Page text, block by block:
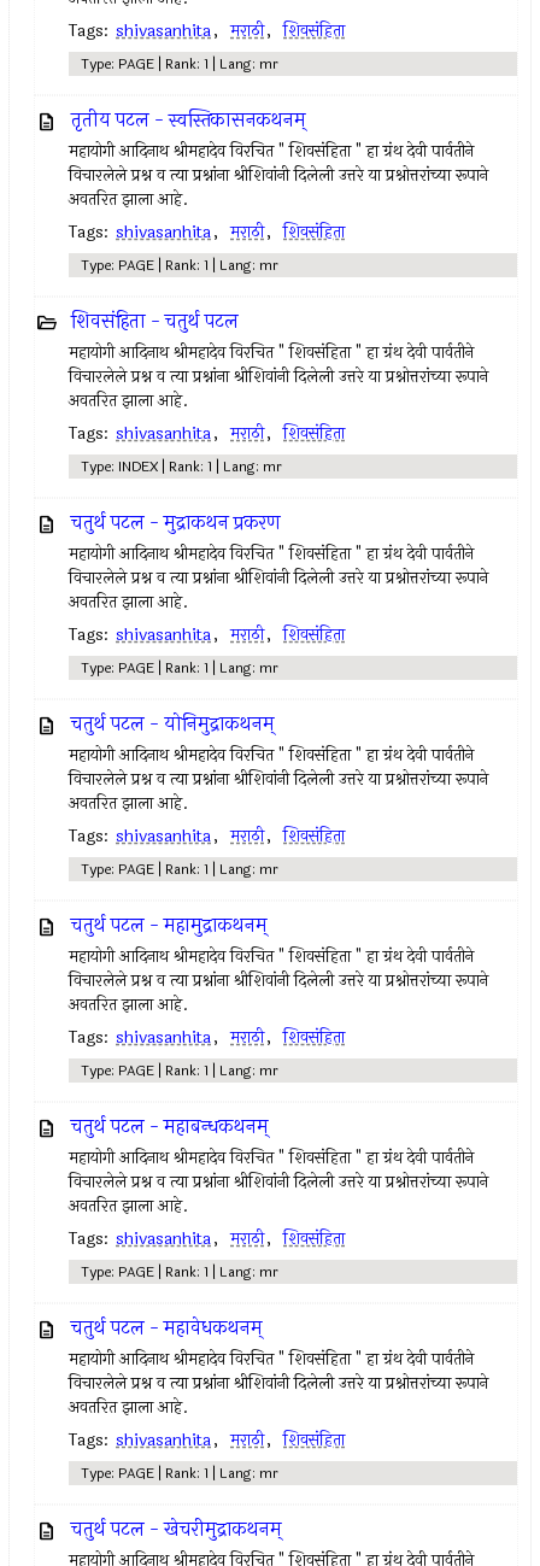
Tags: shivasanhita, मराठी, शिवसंहिता
Type: PAGE | Rank: 1 | Lang: mr
तृतीय पटल - स्वस्तिकासनकथनम्
महायोगी आदिनाथ श्रीमहादेव विरचित " शिवसंहिता " हा ग्रंथ देवी पार्वतीने
विचारलेले प्रश्न व त्या प्रश्नांना श्रीशिवांनी दिलेली उत्तरे या प्रश्नोत्तरांच्या रूपाने
अवतरित झाला आहे.
Tags: shivasanhita, मराठी, शिवसंहिता
Type: PAGE | Rank: 1 | Lang: mr
शिवसंहिता - चतुर्थ पटल
महायोगी आदिनाथ श्रीमहादेव विरचित " शिवसंहिता " हा ग्रंथ देवी पार्वतीने
विचारलेले प्रश्न व त्या प्रश्नांना श्रीशिवांनी दिलेली उत्तरे या प्रश्नोत्तरांच्या रूपाने
अवतरित झाला आहे.
Tags: shivasanhita, मराठी, शिवसंहिता
Type: INDEX | Rank: 1 | Lang: mr
चतुर्थ पटल - मुद्राकथन प्रकरण
महायोगी आदिनाथ श्रीमहादेव विरचित " शिवसंहिता " हा ग्रंथ देवी पार्वतीने
विचारलेले प्रश्न व त्या प्रश्नांना श्रीशिवांनी दिलेली उत्तरे या प्रश्नोत्तरांच्या रूपाने
अवतरित झाला आहे.
Tags: shivasanhita, मराठी, शिवसंहिता
Type: PAGE | Rank: 1 | Lang: mr
चतुर्थ पटल - योनिमुद्राकथनम्
महायोगी आदिनाथ श्रीमहादेव विरचित " शिवसंहिता " हा ग्रंथ देवी पार्वतीने
विचारलेले प्रश्न व त्या प्रश्नांना श्रीशिवांनी दिलेली उत्तरे या प्रश्नोत्तरांच्या रूपाने
अवतरित झाला आहे.
Tags: shivasanhita, मराठी, शिवसंहिता
Type: PAGE | Rank: 1 | Lang: mr
चतुर्थ पटल - महामुद्राकथनम्
महायोगी आदिनाथ श्रीमहादेव विरचित " शिवसंहिता " हा ग्रंथ देवी पार्वतीने
विचारलेले प्रश्न व त्या प्रश्नांना श्रीशिवांनी दिलेली उत्तरे या प्रश्नोत्तरांच्या रूपाने
अवतरित झाला आहे.
Tags: shivasanhita, मराठी, शिवसंहिता
Type: PAGE | Rank: 1 | Lang: mr
चतुर्थ पटल - महाबन्धकथनम्
महायोगी आदिनाथ श्रीमहादेव विरचित " शिवसंहिता " हा ग्रंथ देवी पार्वतीने
विचारलेले प्रश्न व त्या प्रश्नांना श्रीशिवांनी दिलेली उत्तरे या प्रश्नोत्तरांच्या रूपाने
अवतरित झाला आहे.
Tags: shivasanhita, मराठी, शिवसंहिता
Type: PAGE | Rank: 1 | Lang: mr
चतुर्थ पटल - महावेधकथनम्
महायोगी आदिनाथ श्रीमहादेव विरचित " शिवसंहिता " हा ग्रंथ देवी पार्वतीने
विचारलेले प्रश्न व त्या प्रश्नांना श्रीशिवांनी दिलेली उत्तरे या प्रश्नोत्तरांच्या रूपाने
अवतरित झाला आहे.
Tags: shivasanhita, मराठी, शिवसंहिता
Type: PAGE | Rank: 1 | Lang: mr
चतुर्थ पटल - खेचरीमुद्राकथनम्
महायोगी आदिनाथ श्रीमहादेव विरचित " शिवसंहिता " हा ग्रंथ देवी पार्वतीने